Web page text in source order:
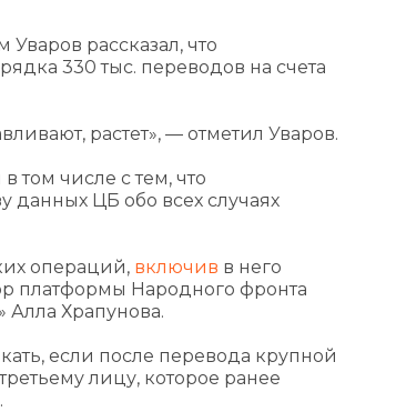
рассказал, что
330 тыс. переводов на счета
растет», — отметил Уваров.
том числе с тем, что
данных ЦБ обо всех случаях
операций, включив в него
платформы Народного фронта
Алла Храпунова.
если после перевода крупной
лицу, которое ранее